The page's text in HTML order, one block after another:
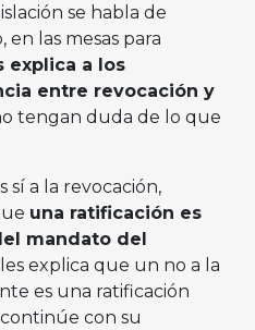
se habla de
las mesas para
explica a los
entre revocación y
tengan duda de lo que
sí a la revocación,
una ratificación es
mandato del
les explica que un no a la
es una ratificación
con su